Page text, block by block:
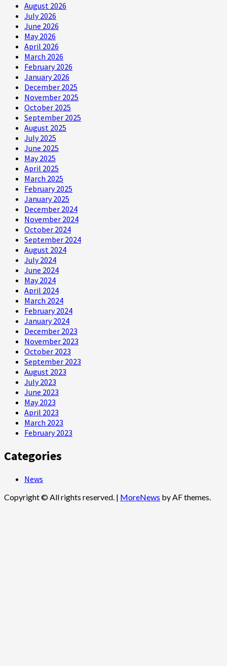
August 2026
July 2026
June 2026
May 2026
April 2026
March 2026
February 2026
January 2026
December 2025
November 2025
October 2025
September 2025
August 2025
July 2025
June 2025
May 2025
April 2025
March 2025
February 2025
January 2025
December 2024
November 2024
October 2024
September 2024
August 2024
July 2024
June 2024
May 2024
April 2024
March 2024
February 2024
January 2024
December 2023
November 2023
October 2023
September 2023
August 2023
July 2023
June 2023
May 2023
April 2023
March 2023
February 2023
Categories
News
Copyright © All rights reserved. | MoreNews by AF themes.